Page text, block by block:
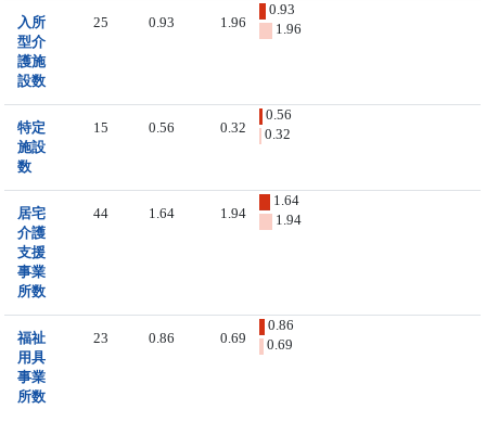
入所
型介
護施
設数
25 0.93 1.96
0.93
1.96
特定
施設
数
15 0.56 0.32
0.56
0.32
居宅
介護
支援
事業
所数
44 1.64 1.94
1.64
1.94
福祉
用具
事業
所数
23 0.86 0.69
0.86
0.69